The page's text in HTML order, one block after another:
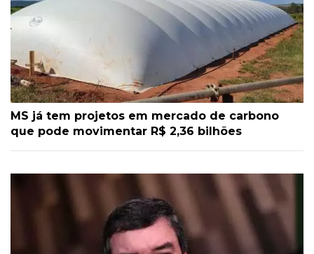
MS já tem projetos em mercado de carbono
que pode movimentar R$ 2,36 bilhões